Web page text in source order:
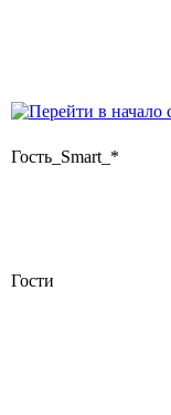
Гость_Smart_*
Гости